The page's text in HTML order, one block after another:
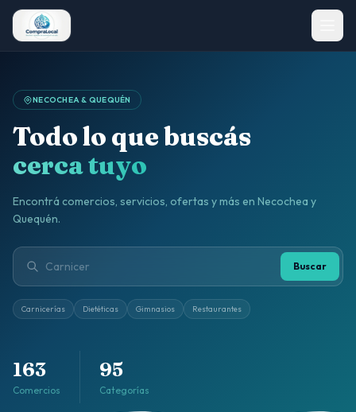
NECOCHEA & QUEQUÉN
Todo lo que buscás
cerca tuyo
Encontrá comercios, servicios, ofertas y más en Necochea y
Quequén.
Buscar
Carnicerías Dietéticas Gimnasios Restaurantes
163
Comercios
95
Categorías